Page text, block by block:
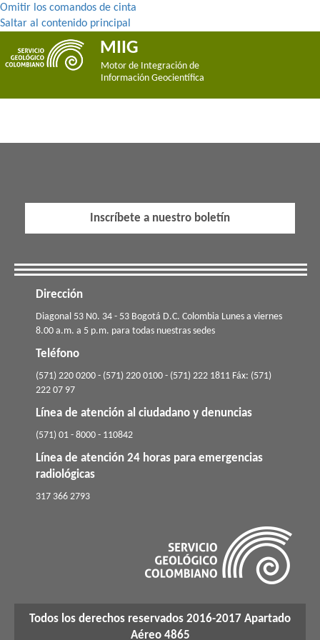
Omitir los comandos de cinta
Saltar al contenido principal
MIIG
Motor de Integración de
Información Geocientífica
Inscríbete a nuestro boletín
Dirección
​​​Diagonal 53 N0. 34 - 53 Bogotá D.C. Colombia Lunes a viernes
8.00 a.m. a 5 p.m. para todas nuestras sedes
Teléfono
(571) 220 0200 - (571) 220 0100 - (571) 222 1811 Fáx: (571)
222 07 97
Línea de atención al ciudadano y denuncias
(571) 01 - 8000 - 110842
Línea de atención 24 horas para emergencias
radiológicas
​317 366 2793
Todos los derechos reservados 2016-2017 Apartado
Aéreo 4865